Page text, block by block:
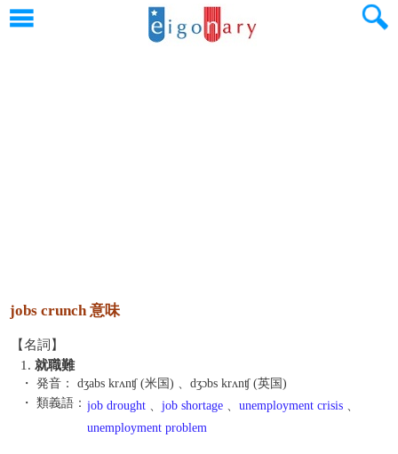
jobs crunch 意味
【名詞】
1. 就職難
・ 発音：
dʒabs krʌnʧ (米国) 、dʒɔbs krʌnʧ (英国)
・ 類義語： job drought 、 job shortage 、 unemployment crisis 、
unemployment problem